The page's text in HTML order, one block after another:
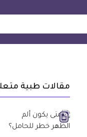
مقالات طبية